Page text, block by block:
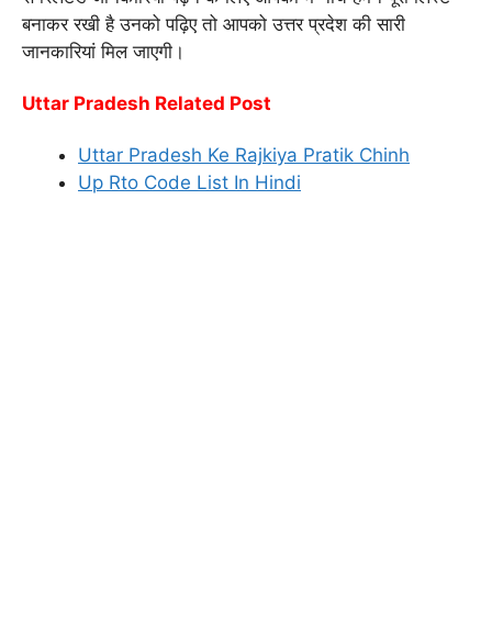
बनाकर रखी है उनको पढ़िए तो आपको उत्तर प्रदेश की सारी
जानकारियां मिल जाएगी।
Uttar Pradesh Related Post
Uttar Pradesh Ke Rajkiya Pratik Chinh
Up Rto Code List In Hindi